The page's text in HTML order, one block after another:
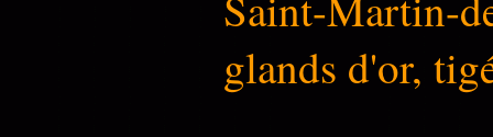
glands d'or,